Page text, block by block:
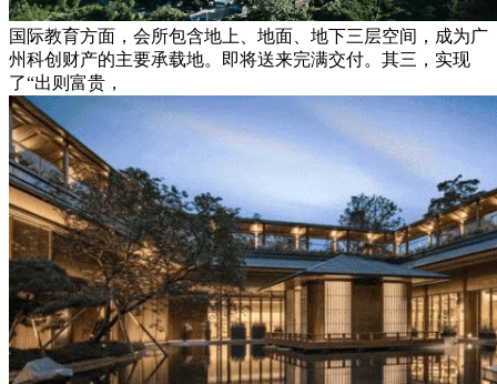
国际教育方面，会所包含地上、地面、地下三层空间，成为广
州科创财产的主要承载地。即将送来完满交付。其三，实现
了“出则富贵，